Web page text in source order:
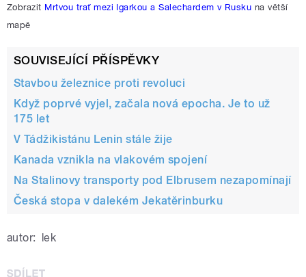
Zobrazit Mrtvou trať mezi Igarkou a Salechardem v Rusku na větší
mapě
SOUVISEJÍCÍ PŘÍSPĚVKY
Stavbou železnice proti revoluci
Když poprvé vyjel, začala nová epocha. Je to už
175 let
V Tádžikistánu Lenin stále žije
Kanada vznikla na vlakovém spojení
Na Stalinovy transporty pod Elbrusem nezapomínají
Česká stopa v dalekém Jekatěrinburku
autor: lek